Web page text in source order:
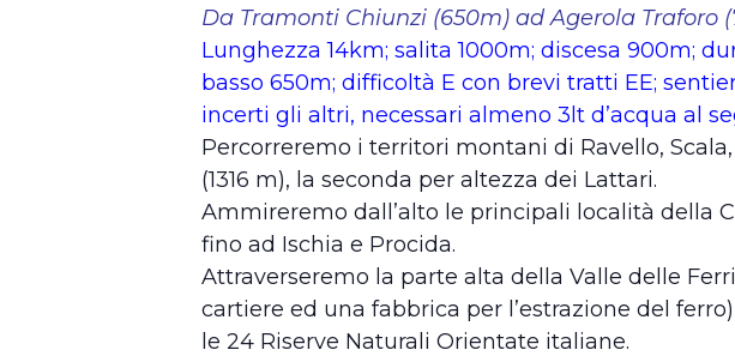
Da Tramonti Chiunzi (650m) ad Agerola Traforo
Lunghezza 14km; salita 1000m; discesa 900m;
basso 650m; difficoltà E con brevi tratti EE;
incerti gli altri, necessari almeno 3lt d’acqua al
Percorreremo i territori montani di Ravello,
(1316 m), la seconda per altezza dei Lattari.
Ammireremo dall’alto le principali località della
fino ad Ischia e Procida.
Attraverseremo la parte alta della Valle delle
cartiere ed una fabbrica per l’estrazione del
le 24 Riserve Naturali Orientate italiane.